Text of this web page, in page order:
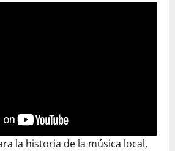
la historia de la música local,